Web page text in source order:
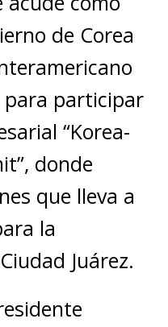
de Corea
para participar
“Korea-
donde
que lleva a
la
Juárez.